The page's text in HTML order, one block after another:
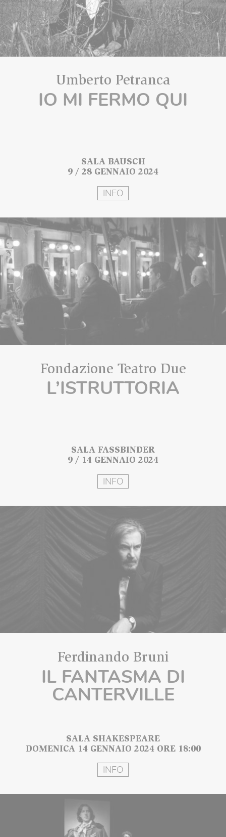
Umberto Petranca
IO MI FERMO QUI
SALA BAUSCH
9 / 28 GENNAIO 2024
INFO
Fondazione Teatro Due
L’ISTRUTTORIA
SALA FASSBINDER
9 / 14 GENNAIO 2024
INFO
Ferdinando Bruni
IL FANTASMA DI
CANTERVILLE
SALA SHAKESPEARE
DOMENICA 14 GENNAIO 2024 ORE 18:00
INFO